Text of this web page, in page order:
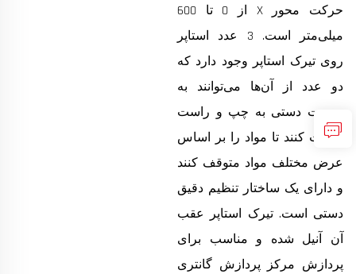
حرکت محور X از 0 تا 600
میلی‌متر است. 3 عدد استاپر
روی تیرک استاپر وجود دارد که
دو عدد از آن‌ها می‌توانند به
صورت دستی به چپ و راست
حرکت کنند تا مواد را بر اساس
عرض مختلف مواد متوقف کنند
و دارای یک ساختار تنظیم دقیق
دستی است. تیرک استاپر عقب
آن آنیل شده و مناسب برای
پردازش مرکز پردازش گانتری